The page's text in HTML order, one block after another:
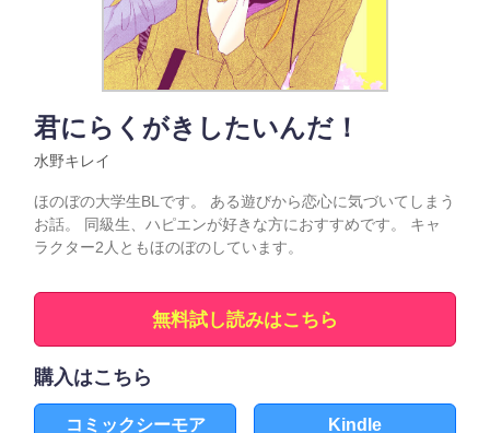
君にらくがきしたいんだ！
水野キレイ
ほのぼの大学生BLです。 ある遊びから恋心に気づいてしまう
お話。 同級生、ハピエンが好きな方におすすめです。 キャ
ラクター2人ともほのぼのしています。
無料試し読みはこちら
購入はこちら
コミックシーモア Kindle